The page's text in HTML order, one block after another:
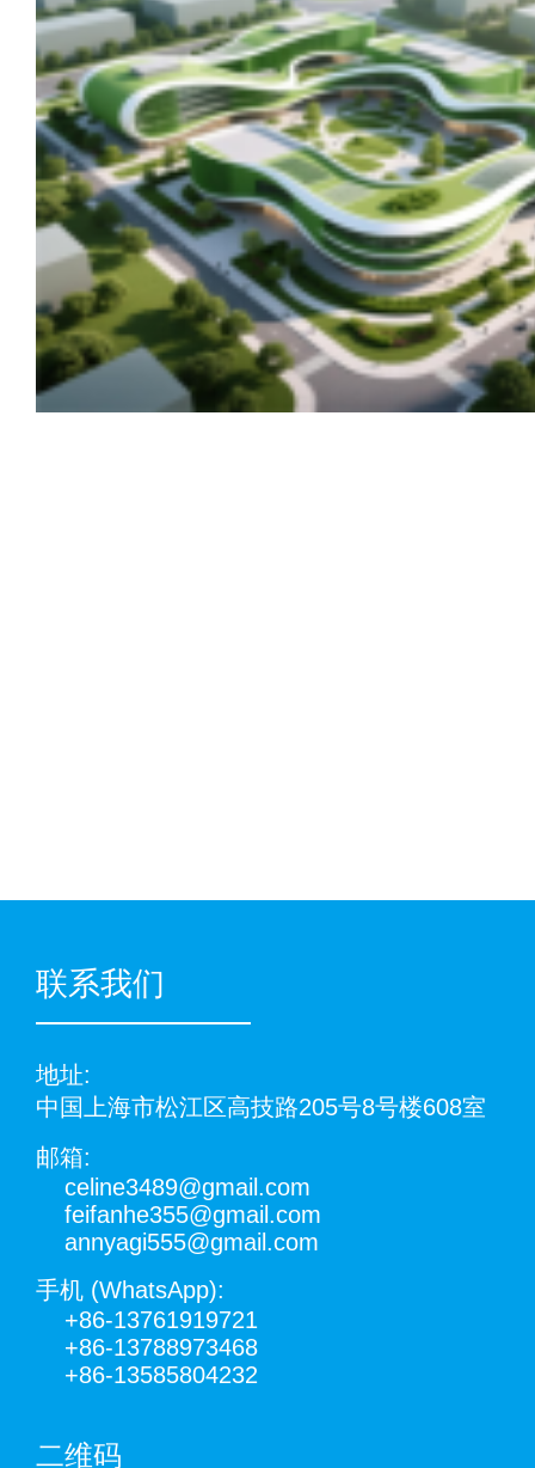
联系我们
地址:
中国上海市松江区高技路205号8号楼608室
邮箱:
celine3489@gmail.com
feifanhe355@gmail.com
annyagi555@gmail.com
手机 (WhatsApp):
+86-13761919721
+86-13788973468
+86-13585804232
二维码